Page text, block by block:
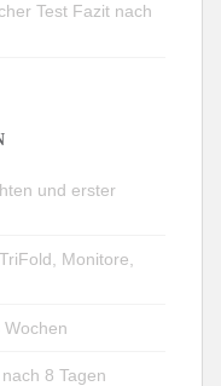
Test Fazit nach
und erster
Monitore,
Wochen
8 Tagen